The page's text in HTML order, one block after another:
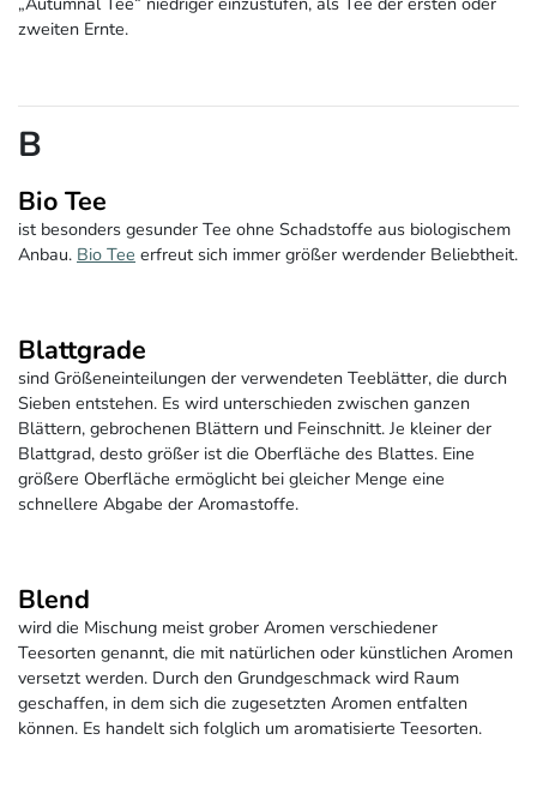
zweiten Ernte.
B
Bio Tee
ist besonders gesunder Tee ohne Schadstoffe aus biologischem
Anbau. Bio Tee erfreut sich immer größer werdender Beliebtheit.
Blattgrade
sind Größeneinteilungen der verwendeten Teeblätter, die durch
Sieben entstehen. Es wird unterschieden zwischen ganzen
Blättern, gebrochenen Blättern und Feinschnitt. Je kleiner der
Blattgrad, desto größer ist die Oberfläche des Blattes. Eine
größere Oberfläche ermöglicht bei gleicher Menge eine
schnellere Abgabe der Aromastoffe.
Blend
wird die Mischung meist grober Aromen verschiedener
Teesorten genannt, die mit natürlichen oder künstlichen Aromen
versetzt werden. Durch den Grundgeschmack wird Raum
geschaffen, in dem sich die zugesetzten Aromen entfalten
können. Es handelt sich folglich um aromatisierte Teesorten.